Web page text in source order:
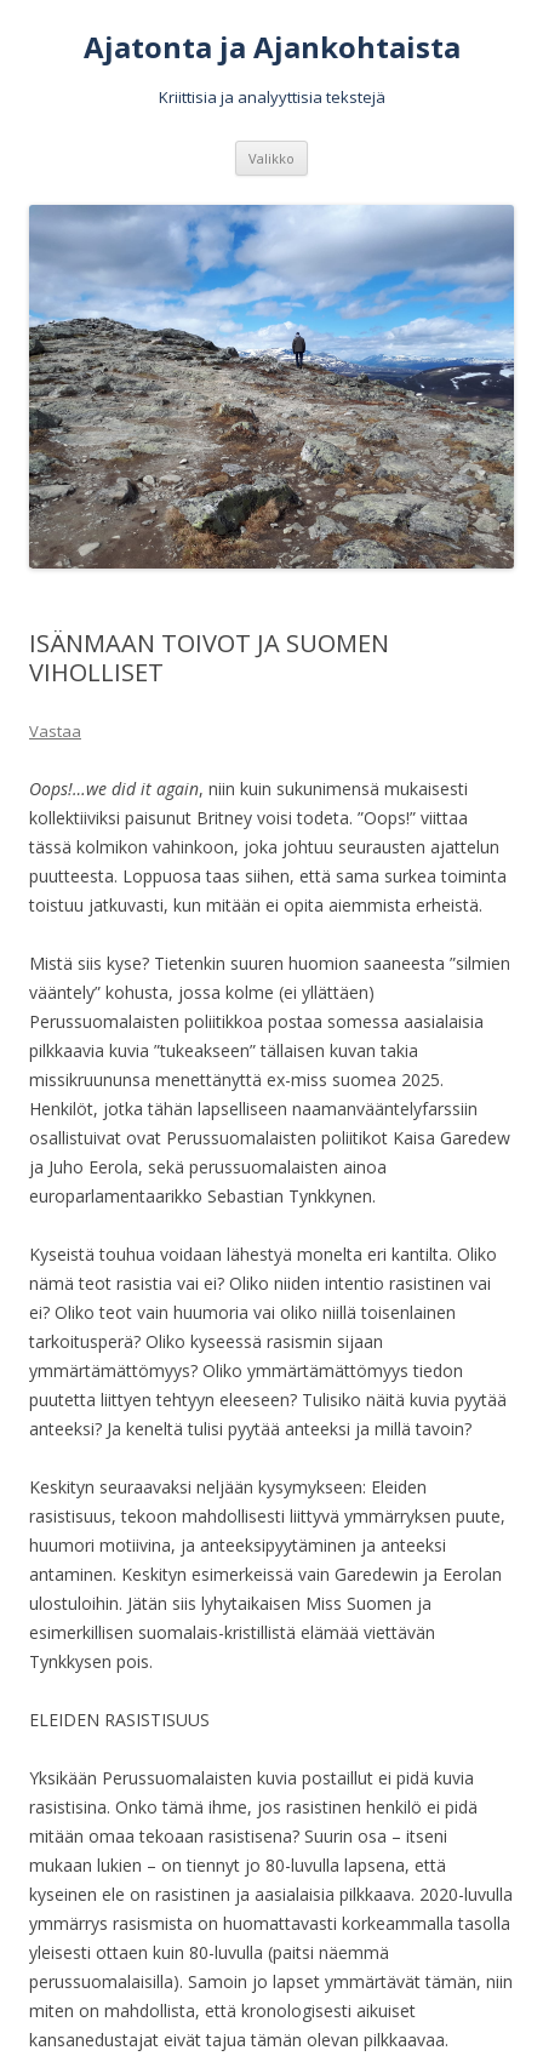
Ajatonta ja Ajankohtaista
Kriittisia ja analyyttisia tekstejä
Valikko
ISÄNMAAN TOIVOT JA SUOMEN
VIHOLLISET
Vastaa
Oops!…we did it again, niin kuin sukunimensä mukaisesti
kollektiiviksi paisunut Britney voisi todeta. ”Oops!” viittaa
tässä kolmikon vahinkoon, joka johtuu seurausten ajattelun
puutteesta. Loppuosa taas siihen, että sama surkea toiminta
toistuu jatkuvasti, kun mitään ei opita aiemmista erheistä.
Mistä siis kyse? Tietenkin suuren huomion saaneesta ”silmien
vääntely” kohusta, jossa kolme (ei yllättäen)
Perussuomalaisten poliitikkoa postaa somessa aasialaisia
pilkkaavia kuvia ”tukeakseen” tällaisen kuvan takia
missikruununsa menettänyttä ex-miss suomea 2025.
Henkilöt, jotka tähän lapselliseen naamanvääntelyfarssiin
osallistuivat ovat Perussuomalaisten poliitikot Kaisa Garedew
ja Juho Eerola, sekä perussuomalaisten ainoa
europarlamentaarikko Sebastian Tynkkynen.
Kyseistä touhua voidaan lähestyä monelta eri kantilta. Oliko
nämä teot rasistia vai ei? Oliko niiden intentio rasistinen vai
ei? Oliko teot vain huumoria vai oliko niillä toisenlainen
tarkoitusperä? Oliko kyseessä rasismin sijaan
ymmärtämättömyys? Oliko ymmärtämättömyys tiedon
puutetta liittyen tehtyyn eleeseen? Tulisiko näitä kuvia pyytää
anteeksi? Ja keneltä tulisi pyytää anteeksi ja millä tavoin?
Keskityn seuraavaksi neljään kysymykseen: Eleiden
rasistisuus, tekoon mahdollisesti liittyvä ymmärryksen puute,
huumori motiivina, ja anteeksipyytäminen ja anteeksi
antaminen. Keskityn esimerkeissä vain Garedewin ja Eerolan
ulostuloihin. Jätän siis lyhytaikaisen Miss Suomen ja
esimerkillisen suomalais-kristillistä elämää viettävän
Tynkkysen pois.
ELEIDEN RASISTISUUS
Yksikään Perussuomalaisten kuvia postaillut ei pidä kuvia
rasistisina. Onko tämä ihme, jos rasistinen henkilö ei pidä
mitään omaa tekoaan rasistisena? Suurin osa – itseni
mukaan lukien – on tiennyt jo 80-luvulla lapsena, että
kyseinen ele on rasistinen ja aasialaisia pilkkaava. 2020-luvulla
ymmärrys rasismista on huomattavasti korkeammalla tasolla
yleisesti ottaen kuin 80-luvulla (paitsi näemmä
perussuomalaisilla). Samoin jo lapset ymmärtävät tämän, niin
miten on mahdollista, että kronologisesti aikuiset
kansanedustajat eivät tajua tämän olevan pilkkaavaa.